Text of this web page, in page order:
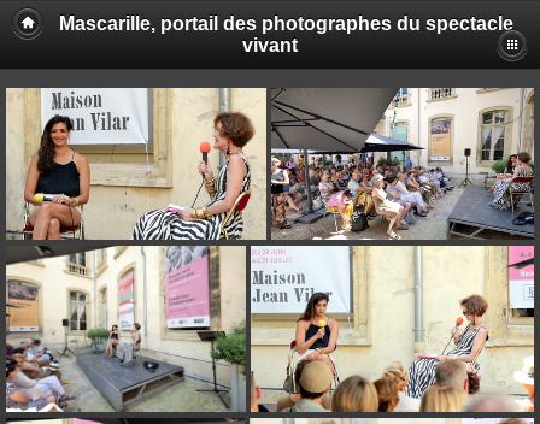
Mascarille, portail des photographes du spectacle
vivant